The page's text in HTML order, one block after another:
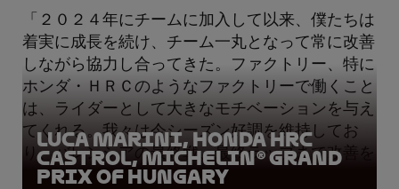
「２０２４年にチームに加入して以来、僕たちは
着実に成長を続け、チーム一丸となって常に改善
しながら協力し合ってきた。ファクトリー、特に
ホンダ・ＨＲＣのようなファクトリーで働くこと
は、ライダーとして大きなモチベーションを与え
てくれる。我々は今シーズン好調を維持してお
り、バレンシアの最終戦、最終ラップまで改善を
続けることに集中している。」
Luca Marini, Honda HRC
Castrol, Michelin® Grand
Prix of Hungary